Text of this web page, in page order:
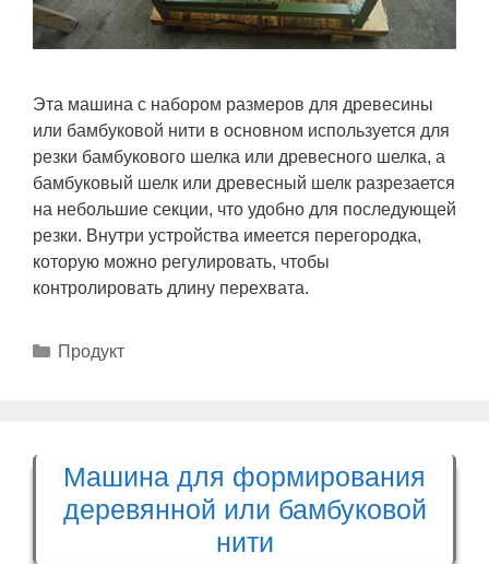
Эта машина с набором размеров для древесины
или бамбуковой нити в основном используется для
резки бамбукового шелка или древесного шелка, а
бамбуковый шелк или древесный шелк разрезается
на небольшие секции, что удобно для последующей
резки. Внутри устройства имеется перегородка,
которую можно регулировать, чтобы
контролировать длину перехвата.
Рубрики
Продукт
Машина для формирования
деревянной или бамбуковой
нити